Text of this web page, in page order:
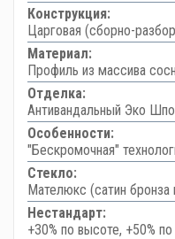
Конструкция:
Царговая (сборно-
Материал:
Профиль из массива
Отделка:
Антивандальный Эко
Особенности:
"Бескромочная"
Стекло:
Мателюкс (сатин бронза
Нестандарт:
+30% по высоте, +50%